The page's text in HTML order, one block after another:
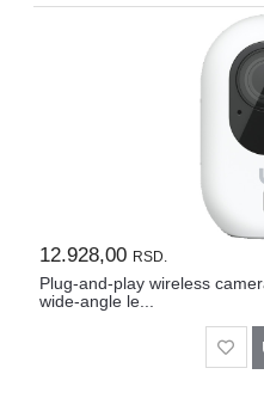
12.928,00 RSD.
Plug-and-play wireless
wide-angle le...